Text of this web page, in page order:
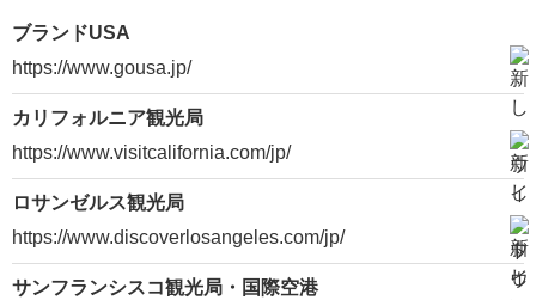
ブランドUSA
https://www.gousa.jp/
カリフォルニア観光局
https://www.visitcalifornia.com/jp/
ロサンゼルス観光局
https://www.discoverlosangeles.com/jp/
サンフランシスコ観光局・国際空港